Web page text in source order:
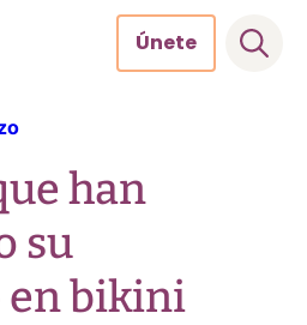
Únete
han
su
en bikini